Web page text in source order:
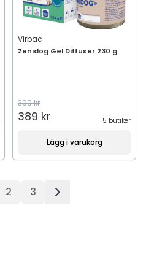
Virbac
Zenidog Gel Diffuser 230 g
399 kr
389 kr 5 butiker
Lägg i varukorg
2 3